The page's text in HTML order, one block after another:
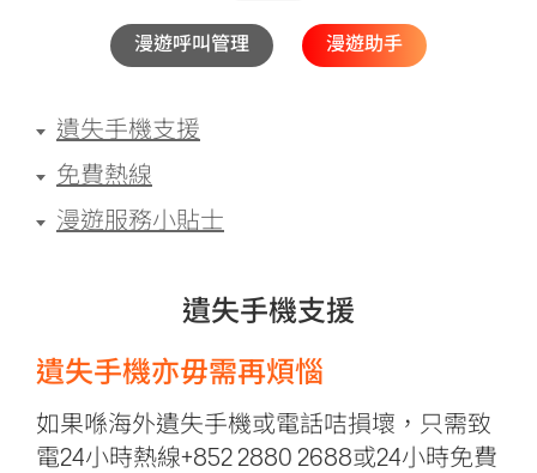
漫遊呼叫管理 漫遊助手
遺失手機支援
免費熱線
漫遊服務小貼士
遺失手機支援
遺失手機亦毋需再煩惱
如果喺海外遺失手機或電話咭損壞，只需致
電24小時熱線+852 2880 2688或24小時免費